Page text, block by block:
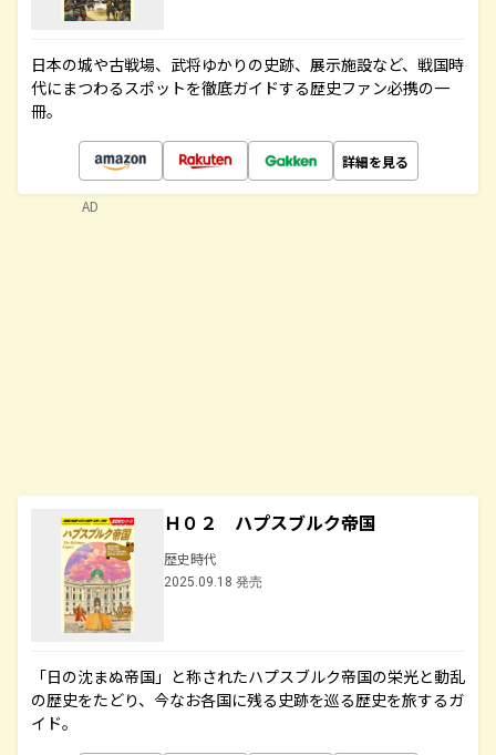
日本の城や古戦場、武将ゆかりの史跡、展示施設など、戦国時
代にまつわるスポットを徹底ガイドする歴史ファン必携の一
冊。
詳細を見る
Ｈ０２ ハプスブルク帝国
歴史時代
2025.09.18 発売
「日の沈まぬ帝国」と称されたハプスブルク帝国の栄光と動乱
の歴史をたどり、今なお各国に残る史跡を巡る歴史を旅するガ
イド。
AD